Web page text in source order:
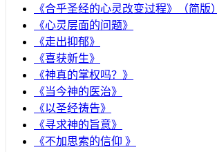
《合乎圣经的心灵改变过程》（简版）
《心灵层面的问题》
《走出抑郁》
《喜获新生》
《神真的掌权吗？》
《当今神的医治》
《以圣经祷告》
《寻求神的旨意》
《不加思索的信仰 》